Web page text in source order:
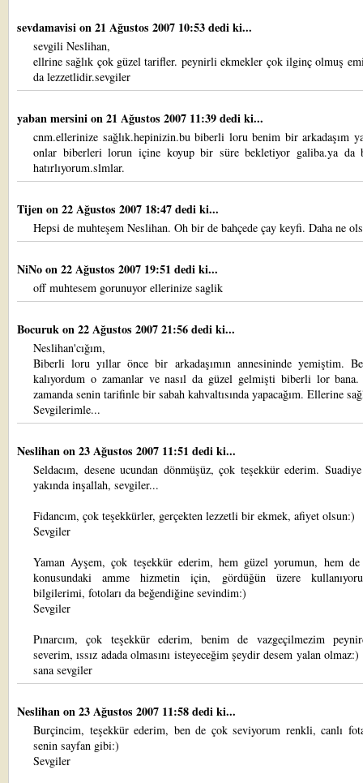
sevdamavision 21 Ağustos 2007 10:53 dedi ki...
sevgili Neslihan,
ellrine sağlık çok güzel tarifler. peynirli ekmekler çok ilginç olmuş
da lezzetlidir.sevgiler
yaban mersinion 21 Ağustos 2007 11:39 dedi ki...
cnm.ellerinize sağlık.hepinizin.bu biberli loru benim bir arkadaşım
onlar biberleri lorun içine koyup bir süre bekletiyor galiba.ya da
hatırlıyorum.slmlar.
Tijenon 22 Ağustos 2007 18:47 dedi ki...
Hepsi de muhteşem Neslihan. Oh bir de bahçede çay keyfi. Daha ne
NiNoon 22 Ağustos 2007 19:51 dedi ki...
off muhtesem gorunuyor ellerinize saglik
Bocurukon 22 Ağustos 2007 21:56 dedi ki...
Neslihan'cığım,
Biberli loru yıllar önce bir arkadaşımın annesininde yemiştim.
kalıyordum o zamanlar ve nasıl da güzel gelmişti biberli lor bana.
zamanda senin tarifinle bir sabah kahvaltısında yapacağım. Ellerine
Sevgilerimle...
Neslihanon 23 Ağustos 2007 11:51 dedi ki...
Seldacım, desene ucundan dönmüşüz, çok teşekkür ederim.
yakında inşallah, sevgiler...
Fidancım, çok teşekkürler, gerçekten lezzetli bir ekmek, afiyet olsun:)
Sevgiler
Yaman Ayşem, çok teşekkür ederim, hem güzel yorumun, hem
konusundaki amme hizmetin için, gördüğün üzere
bilgilerimi, fotoları da beğendiğine sevindim:)
Sevgiler
Pınarcım, çok teşekkür ederim, benim de vazgeçilmezim
severim, ıssız adada olmasını isteyeceğim şeydir desem yalan olmaz:)
sana sevgiler
Neslihanon 23 Ağustos 2007 11:58 dedi ki...
Burçincim, teşekkür ederim, ben de çok seviyorum renkli, canlı
senin sayfan gibi:)
Sevgiler